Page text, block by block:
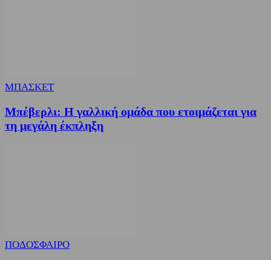
ΜΠΑΣΚΕΤ
Μπέβερλι: Η γαλλική ομάδα που ετοιμάζεται για
τη μεγάλη έκπληξη
ΠΟΔΟΣΦΑΙΡΟ